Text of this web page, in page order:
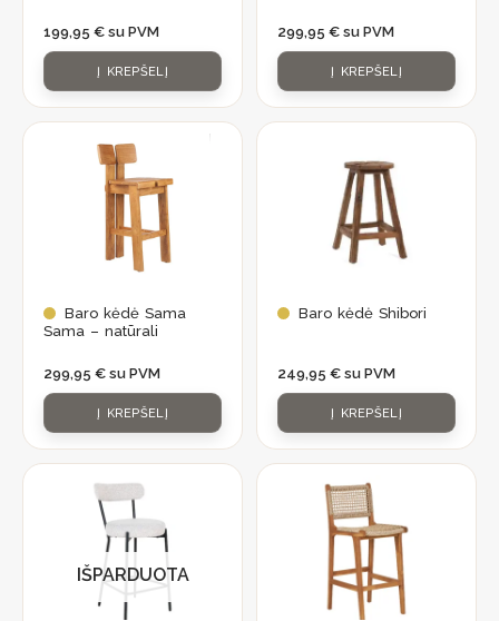
199,95 € su PVM
Į KREPŠELĮ
299,95 € su PVM
Į KREPŠELĮ
Baro kėdė Sama
Sama – natūrali
299,95 € su PVM
Į KREPŠELĮ
Baro kėdė Shibori
249,95 € su PVM
Į KREPŠELĮ
IŠPARDUOTA